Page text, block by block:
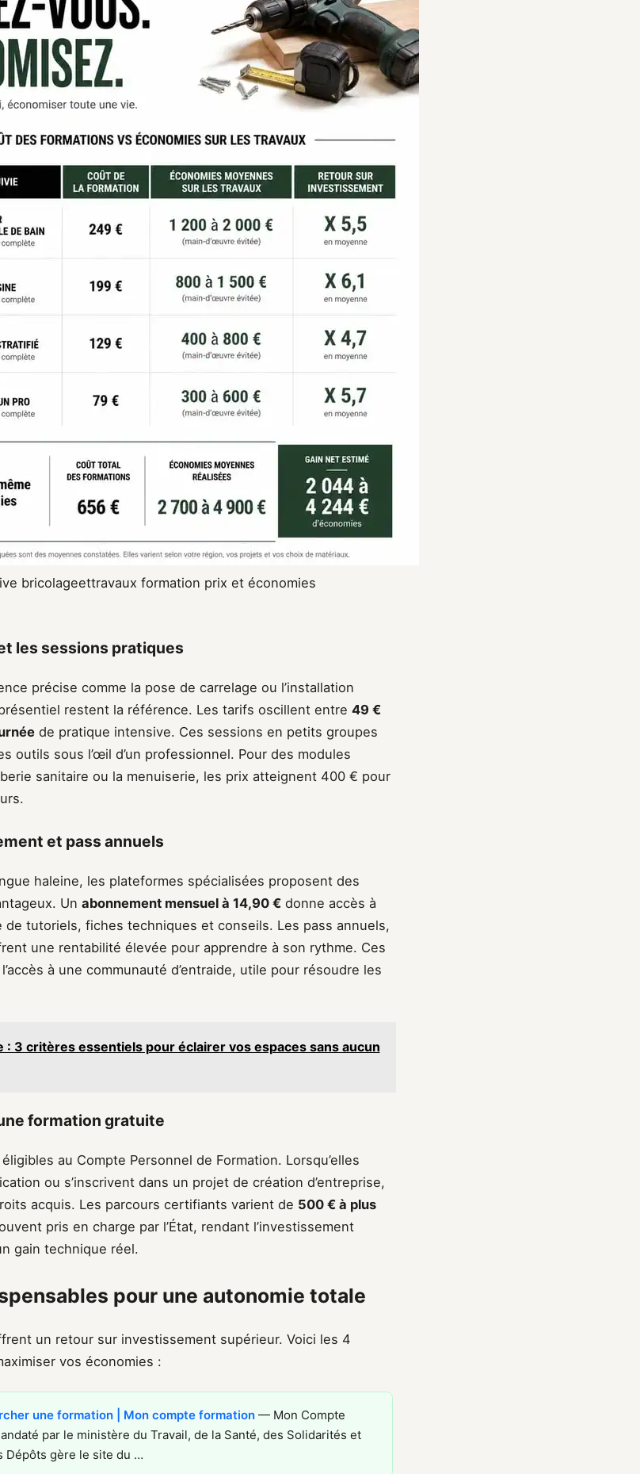
bricolageettravaux formation prix et économies
les sessions pratiques
précise comme la pose de carrelage ou l’installation
restent la référence. Les tarifs oscillent entre 49 €
de pratique intensive. Ces sessions en petits groupes
outils sous l’œil d’un professionnel. Pour des modules
sanitaire ou la menuiserie, les prix atteignent 400 € pour
et pass annuels
haleine, les plateformes spécialisées proposent des
Un abonnement mensuel à 14,90 € donne accès à
tutoriels, fiches techniques et conseils. Les pass annuels,
une rentabilité élevée pour apprendre à son rythme. Ces
à une communauté d’entraide, utile pour résoudre les
: 3 critères essentiels pour éclairer vos espaces sans aucun
formation gratuite
au Compte Personnel de Formation. Lorsqu’elles
ou s’inscrivent dans un projet de création d’entreprise,
acquis. Les parcours certifiants varient de 500 € à plus
pris en charge par l’État, rendant l’investissement
gain technique réel.
pour une autonomie totale
un retour sur investissement supérieur. Voici les 4
vos économies :
une formation | Mon compte formation — Mon Compte
par le ministère du Travail, de la Santé, des Solidarités et
Dépôts gère le site du …